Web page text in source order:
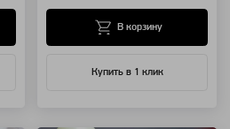
Купить в 1 клик
В корзину